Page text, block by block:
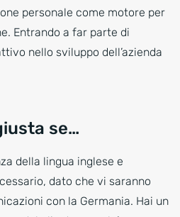
personale come motore per
Entrando a far parte di
nello sviluppo dell’azienda
se…
della lingua inglese e
dato che vi saranno
con la Germania. Hai un